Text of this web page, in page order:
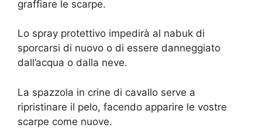
graffiare le scarpe.
Lo spray protettivo impedirà al nabuk di
sporcarsi di nuovo o di essere danneggiato
dall’acqua o dalla neve.
La spazzola in crine di cavallo serve a
ripristinare il pelo, facendo apparire le vostre
scarpe come nuove.